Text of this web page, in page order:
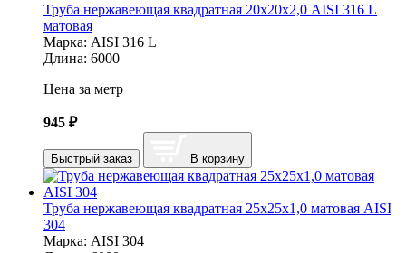
Труба нержавеющая квадратная 20х20х2,0 AISI 316 L
матовая
Марка: AISI 316 L
Длина: 6000
Цена за метр
945 ₽
Быстрый заказ В корзину
Труба нержавеющая квадратная 25х25х1,0 матовая AISI
304
Марка: AISI 304